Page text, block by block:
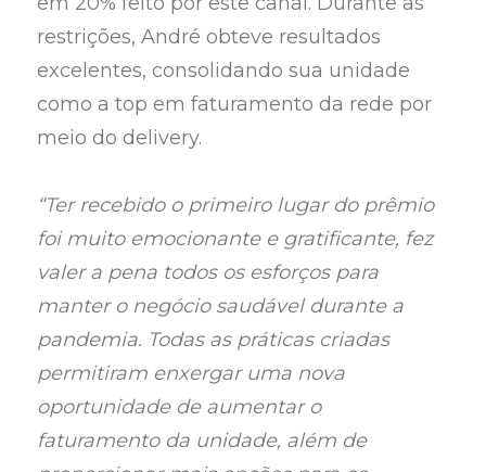
restrições, André obteve resultados
excelentes, consolidando sua unidade
como a top em faturamento da rede por
meio do delivery.
“Ter recebido o primeiro lugar do prêmio
foi muito emocionante e gratificante, fez
valer a pena todos os esforços para
manter o negócio saudável durante a
pandemia. Todas as práticas criadas
permitiram enxergar uma nova
oportunidade de aumentar o
faturamento da unidade, além de